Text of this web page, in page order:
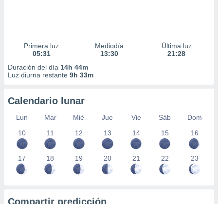
Primera luz
05:31
Mediodía
13:30
Última luz
21:28
Duración del día 14h 44m
Luz diurna restante 9h 33m
Calendario lunar
Lun Mar Mié Jue Vie Sáb
Dom
10
11 12 13 14 15 16
17 18 19 20 21 22 23
Compartir predicción